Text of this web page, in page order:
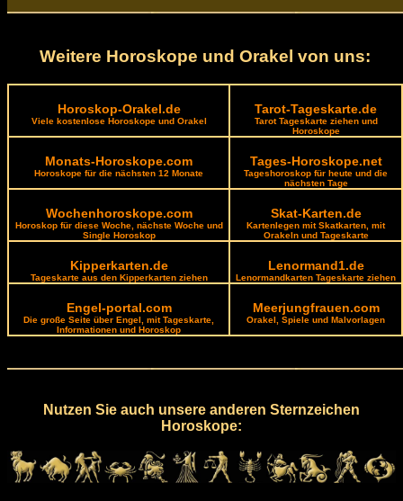
Weitere Horoskope und Orakel von uns:
Horoskop-Orakel.de
Viele kostenlose Horoskope und Orakel
Tarot-Tageskarte.de
Tarot Tageskarte ziehen und
Horoskope
Monats-Horoskope.com
Horoskope für die nächsten 12 Monate
Tages-Horoskope.net
Tageshoroskop für heute und die
nächsten Tage
Wochenhoroskope.com
Horoskop für diese Woche, nächste Woche und
Single Horoskop
Skat-Karten.de
Kartenlegen mit Skatkarten, mit
Orakeln und Tageskarte
Kipperkarten.de
Tageskarte aus den Kipperkarten ziehen
Lenormand1.de
Lenormandkarten Tageskarte ziehen
Engel-portal.com
Die große Seite über Engel, mit Tageskarte,
Informationen und Horoskop
Meerjungfrauen.com
Orakel, Spiele und Malvorlagen
Nutzen Sie auch unsere anderen Sternzeichen
Horoskope: